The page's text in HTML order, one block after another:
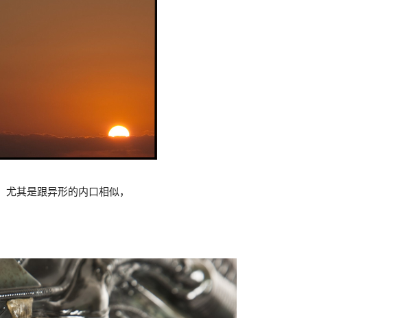
其是跟异形的内口相似，